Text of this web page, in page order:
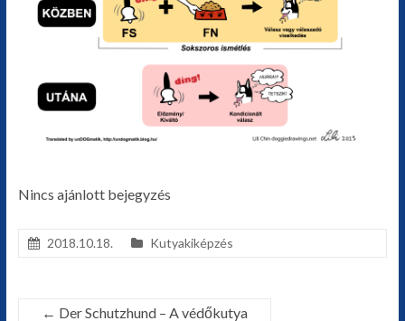
Nincs ajánlott bejegyzés
2018.10.18. Kutyakiképzés
← Der Schutzhund – A védőkutya